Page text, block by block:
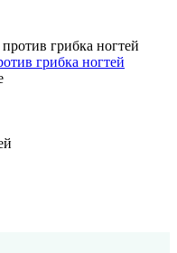
грибка ногтей